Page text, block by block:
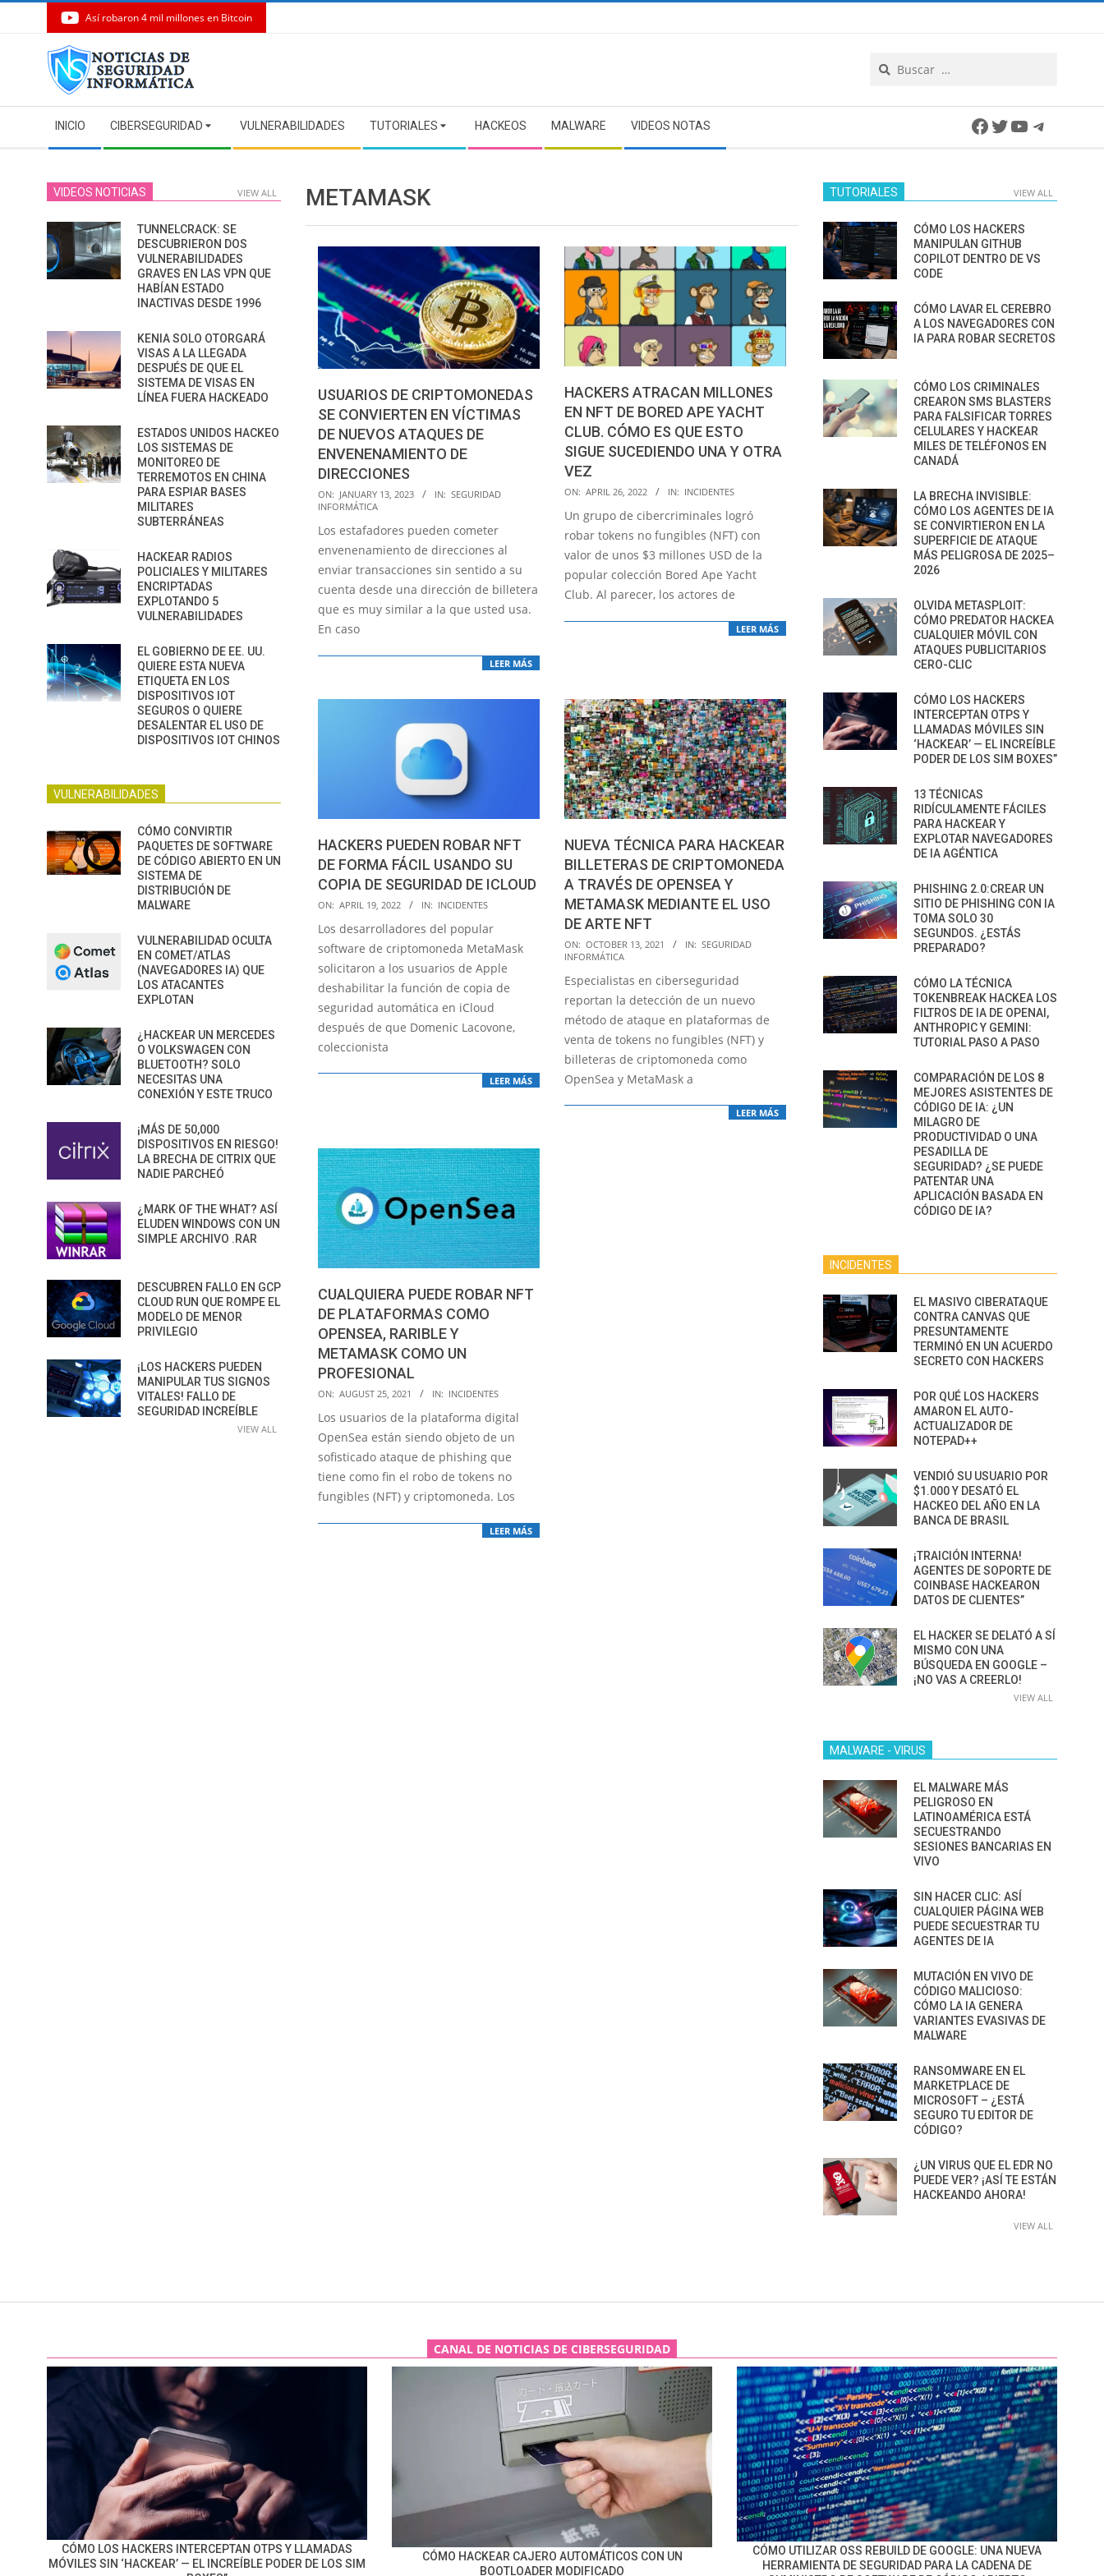
Así robaron 4 mil millones en Bitcoin
Navigation
Menu
INICIO CIBERSEGURIDAD VULNERABILIDADES TUTORIALES HACKEOS MALWARE VIDEOS NOTAS Facebook
Twitter
YouTube
METAMASK
USUARIOS DE CRIPTOMONEDAS
SE CONVIERTEN EN VÍCTIMAS
DE NUEVOS ATAQUES DE
ENVENENAMIENTO DE
DIRECCIONES
2023-
01-
13
ON: JANUARY 13, 2023 IN: SEGURIDAD
INFORMÁTICA
Los estafadores pueden cometer
envenenamiento de direcciones al
enviar transacciones sin sentido a su
cuenta desde una dirección de billetera
que es muy similar a la que usted usa.
En caso
LEER MÁS
HACKERS ATRACAN MILLONES
EN NFT DE BORED APE YACHT
CLUB. CÓMO ES QUE ESTO
SIGUE SUCEDIENDO UNA Y OTRA
VEZ
2022-
04-
26
ON: APRIL 26, 2022 IN: INCIDENTES
Un grupo de cibercriminales logró
robar tokens no fungibles (NFT) con
valor de unos $3 millones USD de la
popular colección Bored Ape Yacht
Club. Al parecer, los actores de
LEER MÁS
HACKERS PUEDEN ROBAR NFT
DE FORMA FÁCIL USANDO SU
COPIA DE SEGURIDAD DE ICLOUD
2022-
04-
ON: APRIL 19, 2022 IN: INCIDENTES
Los desarrolladores del popular
software de criptomoneda MetaMask
solicitaron a los usuarios de Apple
deshabilitar la función de copia de
seguridad automática en iCloud
después de que Domenic Lacovone,
coleccionista
LEER MÁS
NUEVA TÉCNICA PARA HACKEAR
BILLETERAS DE CRIPTOMONEDA
A TRAVÉS DE OPENSEA Y
METAMASK MEDIANTE EL USO
DE ARTE NFT
2021-
10-
13
ON: OCTOBER 13, 2021 IN: SEGURIDAD
INFORMÁTICA
Especialistas en ciberseguridad
reportan la detección de un nuevo
método de ataque en plataformas de
venta de tokens no fungibles (NFT) y
billeteras de criptomoneda como
OpenSea y MetaMask a
LEER MÁS
CUALQUIERA PUEDE ROBAR NFT
DE PLATAFORMAS COMO
OPENSEA, RARIBLE Y
METAMASK COMO UN
PROFESIONAL
2021-
08-
25
ON: AUGUST 25, 2021 IN: INCIDENTES
Los usuarios de la plataforma digital
OpenSea están siendo objeto de un
sofisticado ataque de phishing que
tiene como fin el robo de tokens no
fungibles (NFT) y criptomoneda. Los
LEER MÁS
VIDEOS NOTICIAS VIEW ALL
TUNNELCRACK: SE
DESCUBRIERON DOS
VULNERABILIDADES
GRAVES EN LAS VPN QUE
HABÍAN ESTADO
INACTIVAS DESDE 1996
KENIA SOLO OTORGARÁ
VISAS A LA LLEGADA
DESPUÉS DE QUE EL
SISTEMA DE VISAS EN
LÍNEA FUERA HACKEADO
ESTADOS UNIDOS HACKEO
LOS SISTEMAS DE
MONITOREO DE
TERREMOTOS EN CHINA
PARA ESPIAR BASES
MILITARES
SUBTERRÁNEAS
HACKEAR RADIOS
POLICIALES Y MILITARES
ENCRIPTADAS
EXPLOTANDO 5
VULNERABILIDADES
EL GOBIERNO DE EE. UU.
QUIERE ESTA NUEVA
ETIQUETA EN LOS
DISPOSITIVOS IOT
SEGUROS O QUIERE
DESALENTAR EL USO DE
DISPOSITIVOS IOT CHINOS
VULNERABILIDADES
CÓMO CONVIRTIR
PAQUETES DE SOFTWARE
DE CÓDIGO ABIERTO EN UN
SISTEMA DE
DISTRIBUCIÓN DE
MALWARE
VULNERABILIDAD OCULTA
EN COMET/ATLAS
(NAVEGADORES IA) QUE
LOS ATACANTES
EXPLOTAN
¿HACKEAR UN MERCEDES
O VOLKSWAGEN CON
BLUETOOTH? SOLO
NECESITAS UNA
CONEXIÓN Y ESTE TRUCO
¡MÁS DE 50,000
DISPOSITIVOS EN RIESGO!
LA BRECHA DE CITRIX QUE
NADIE PARCHEÓ
¿MARK OF THE WHAT? ASÍ
ELUDEN WINDOWS CON UN
SIMPLE ARCHIVO .RAR
DESCUBREN FALLO EN GCP
CLOUD RUN QUE ROMPE EL
MODELO DE MENOR
PRIVILEGIO
¡LOS HACKERS PUEDEN
MANIPULAR TUS SIGNOS
VITALES! FALLO DE
SEGURIDAD INCREÍBLE
VIEW ALL
TUTORIALES VIEW ALL
CÓMO LOS HACKERS
MANIPULAN GITHUB
COPILOT DENTRO DE VS
CODE
CÓMO LAVAR EL CEREBRO
A LOS NAVEGADORES CON
IA PARA ROBAR SECRETOS
CÓMO LOS CRIMINALES
CREARON SMS BLASTERS
PARA FALSIFICAR TORRES
CELULARES Y HACKEAR
MILES DE TELÉFONOS EN
CANADÁ
LA BRECHA INVISIBLE:
CÓMO LOS AGENTES DE IA
SE CONVIRTIERON EN LA
SUPERFICIE DE ATAQUE
MÁS PELIGROSA DE 2025–
2026
OLVIDA METASPLOIT:
CÓMO PREDATOR HACKEA
CUALQUIER MÓVIL CON
ATAQUES PUBLICITARIOS
CERO-CLIC
CÓMO LOS HACKERS
INTERCEPTAN OTPS Y
LLAMADAS MÓVILES SIN
‘HACKEAR’ — EL INCREÍBLE
PODER DE LOS SIM BOXES”
13 TÉCNICAS
RIDÍCULAMENTE FÁCILES
PARA HACKEAR Y
EXPLOTAR NAVEGADORES
DE IA AGÉNTICA
PHISHING 2.0:CREAR UN
SITIO DE PHISHING CON IA
TOMA SOLO 30
SEGUNDOS. ¿ESTÁS
PREPARADO?
CÓMO LA TÉCNICA
TOKENBREAK HACKEA LOS
FILTROS DE IA DE OPENAI,
ANTHROPIC Y GEMINI:
TUTORIAL PASO A PASO
COMPARACIÓN DE LOS 8
MEJORES ASISTENTES DE
CÓDIGO DE IA: ¿UN
MILAGRO DE
PRODUCTIVIDAD O UNA
PESADILLA DE
SEGURIDAD? ¿SE PUEDE
PATENTAR UNA
APLICACIÓN BASADA EN
CÓDIGO DE IA?
INCIDENTES
EL MASIVO CIBERATAQUE
CONTRA CANVAS QUE
PRESUNTAMENTE
TERMINÓ EN UN ACUERDO
SECRETO CON HACKERS
POR QUÉ LOS HACKERS
AMARON EL AUTO-
ACTUALIZADOR DE
NOTEPAD++
VENDIÓ SU USUARIO POR
$1.000 Y DESATÓ EL
HACKEO DEL AÑO EN LA
BANCA DE BRASIL
¡TRAICIÓN INTERNA!
AGENTES DE SOPORTE DE
COINBASE HACKEARON
DATOS DE CLIENTES”
EL HACKER SE DELATÓ A SÍ
MISMO CON UNA
BÚSQUEDA EN GOOGLE –
¡NO VAS A CREERLO!
VIEW ALL
MALWARE - VIRUS
EL MALWARE MÁS
PELIGROSO EN
LATINOAMÉRICA ESTÁ
SECUESTRANDO
SESIONES BANCARIAS EN
VIVO
SIN HACER CLIC: ASÍ
CUALQUIER PÁGINA WEB
PUEDE SECUESTRAR TU
AGENTES DE IA
MUTACIÓN EN VIVO DE
CÓDIGO MALICIOSO:
CÓMO LA IA GENERA
VARIANTES EVASIVAS DE
MALWARE
RANSOMWARE EN EL
MARKETPLACE DE
MICROSOFT – ¿ESTÁ
SEGURO TU EDITOR DE
CÓDIGO?
¿UN VIRUS QUE EL EDR NO
PUEDE VER? ¡ASÍ TE ESTÁN
HACKEANDO AHORA!
VIEW ALL
CANAL DE NOTICIAS DE CIBERSEGURIDAD
CÓMO LOS HACKERS INTERCEPTAN OTPS Y LLAMADAS
MÓVILES SIN ‘HACKEAR’ — EL INCREÍBLE PODER DE LOS SIM
CÓMO HACKEAR CAJERO AUTOMÁTICOS CON UN
BOOTLOADER MODIFICADO
CÓMO UTILIZAR OSS REBUILD DE GOOGLE: UNA NUEVA
HERRAMIENTA DE SEGURIDAD PARA LA CADENA DE